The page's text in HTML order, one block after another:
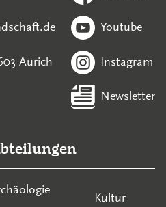
Aurich
Youtube
Instagram
Newsletter
Kultur